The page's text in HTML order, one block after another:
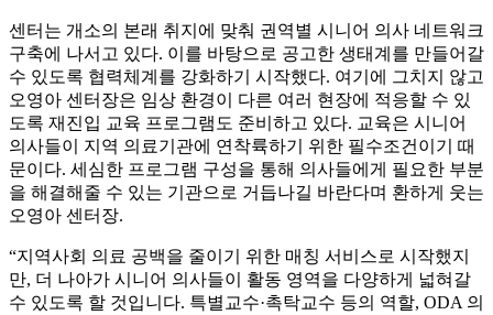
센터는 개소의 본래 취지에 맞춰 권역별 시니어 의사 네트워크
구축에 나서고 있다. 이를 바탕으로 공고한 생태계를 만들어갈
수 있도록 협력체계를 강화하기 시작했다. 여기에 그치지 않고
오영아 센터장은 임상 환경이 다른 여러 현장에 적응할 수 있
도록 재진입 교육 프로그램도 준비하고 있다. 교육은 시니어
의사들이 지역 의료기관에 연착륙하기 위한 필수조건이기 때
문이다. 세심한 프로그램 구성을 통해 의사들에게 필요한 부분
을 해결해줄 수 있는 기관으로 거듭나길 바란다며 환하게 웃는
오영아 센터장.
“지역사회 의료 공백을 줄이기 위한 매칭 서비스로 시작했지
만, 더 나아가 시니어 의사들이 활동 영역을 다양하게 넓혀갈
수 있도록 할 것입니다. 특별교수·촉탁교수 등의 역할, ODA 의